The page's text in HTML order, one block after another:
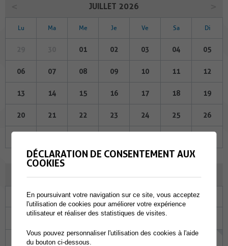
JUILLET 2026
Lu Ma Me Je Ve Sa Di
01 02 03 04 05
06 07 08 09 10 11 12
13 14 15 16 17 18 19
20 21 22 23 24 25 26
Ma Me Je Ve Sa
28 29 30 31
04 05
DÉCLARATION DE CONSENTEMENT AUX
COOKIES
En poursuivant votre navigation sur ce site, vous acceptez
l'utilisation de cookies pour améliorer votre expérience
utilisateur et réaliser des statistiques de visites.
Vous pouvez personnaliser l'utilisation des cookies à l'aide
du bouton ci-dessous.